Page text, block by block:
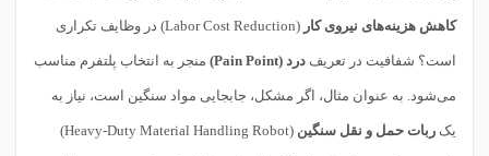
کاهش هزینه‌های نیروی کار (Labor Cost Reduction) در وظایف تکراری
است؟ شفافیت در تعریف درد (Pain Point) منجر به انتخاب پلتفرم مناسب
می‌شود. به عنوان مثال، اگر مشکل، جابجایی مواد سنگین است، نیاز به
یک ربات حمل و نقل سنگین (Heavy-Duty Material Handling Robot)